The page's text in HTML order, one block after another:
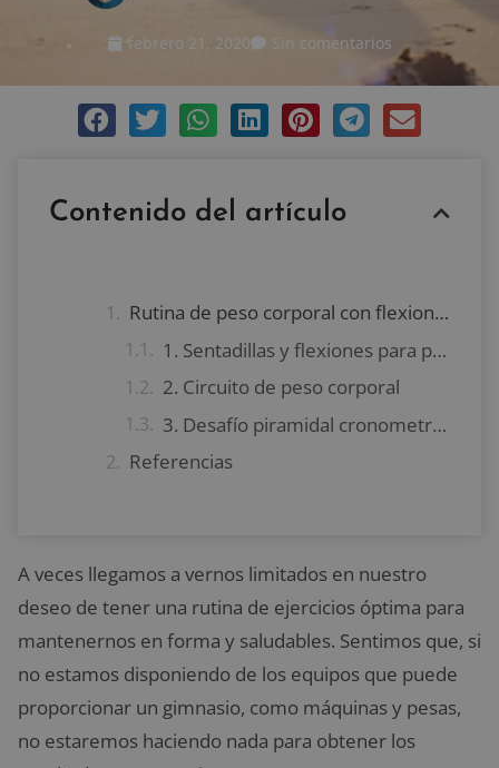
febrero 21, 2020 Sin comentarios
Contenido del artículo
Rutina de peso corporal con flexiones y sentadillas
1. Sentadillas y flexiones para principiantes
2. Circuito de peso corporal
3. Desafío piramidal cronometrado
Referencias
A veces llegamos a vernos limitados en nuestro
deseo de tener una rutina de ejercicios óptima para
mantenernos en forma y saludables. Sentimos que, si
no estamos disponiendo de los equipos que puede
proporcionar un gimnasio, como máquinas y pesas,
no estaremos haciendo nada para obtener los